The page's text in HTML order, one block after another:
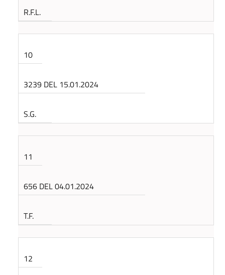
R.F.L.
10
3239 DEL 15.01.2024
S.G.
11
656 DEL 04.01.2024
T.F.
12